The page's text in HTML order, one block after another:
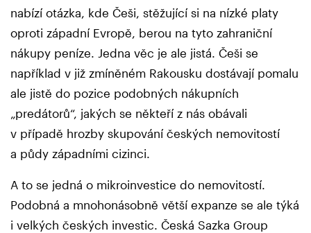
nabízí otázka, kde Češi, stěžující si na nízké platy
oproti západní Evropě, berou na tyto zahraniční
nákupy peníze. Jedna věc je ale jistá. Češi se
například v již zmíněném Rakousku dostávají pomalu
ale jistě do pozice podobných nákupních
„predátorů“, jakých se někteří z nás obávali
v případě hrozby skupování českých nemovitostí
a půdy západními cizinci.
A to se jedná o mikroinvestice do nemovitostí.
Podobná a mnohonásobně větší expanze se ale týká
i velkých českých investic. Česká Sazka Group